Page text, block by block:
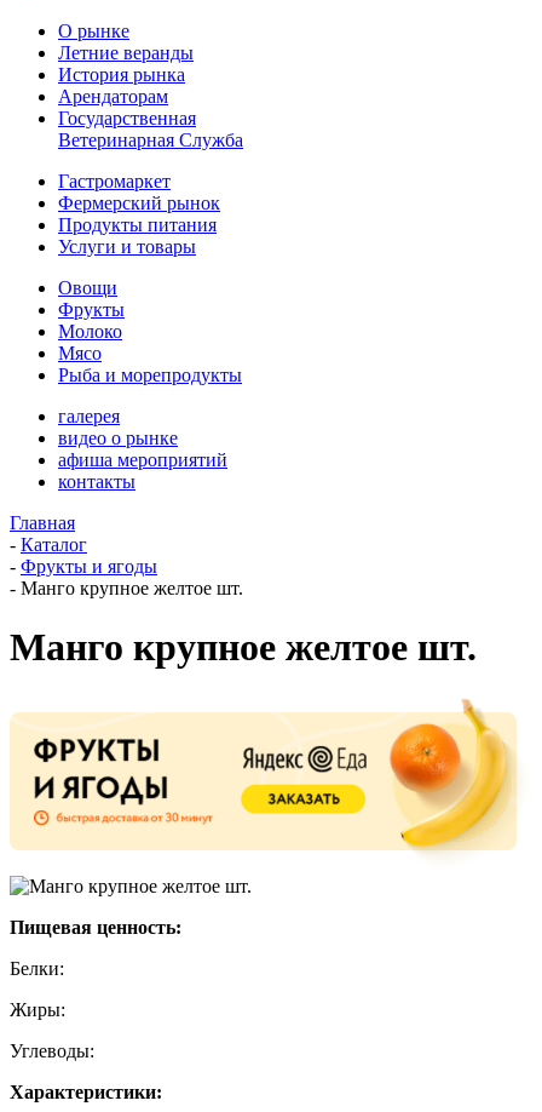
О рынке
Летние веранды
История рынка
Арендаторам
Государственная
Ветеринарная Служба
Гастромаркет
Фермерский рынок
Продукты питания
Услуги и товары
Овощи
Фрукты
Молоко
Мясо
Рыба и морепродукты
галерея
видео о рынке
афиша мероприятий
контакты
Главная
- Каталог
- Фрукты и ягоды
- Манго крупное желтое шт.
Манго крупное желтое шт.
Пищевая ценность:
Белки:
Жиры:
Углеводы:
Характеристики: